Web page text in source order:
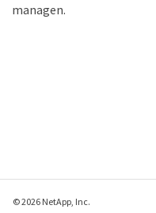
managen.
© 2026 NetApp, Inc.